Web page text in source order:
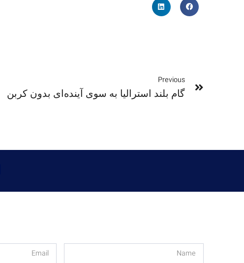
Previous
گام بلند استرالیا به سوی آینده‌ای بدون کربن